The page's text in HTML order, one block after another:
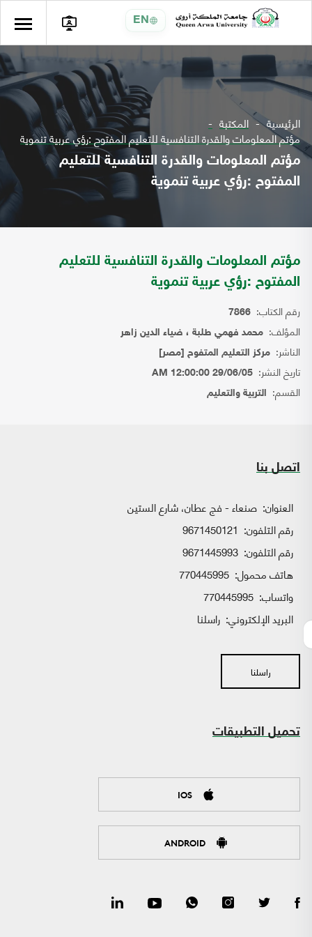
EN
الرئيسية المكتبة
مؤتم المعلومات والقدرة التنافسية للتعليم المفتوح :رؤي عربية تنموية
مؤتم المعلومات والقدرة التنافسية للتعليم
المفتوح :رؤي عربية تنموية
مؤتم المعلومات والقدرة التنافسية للتعليم
المفتوح :رؤي عربية تنموية
رقم الكتاب: 7866
المؤلف: محمد فهمي طلبة ، ضياء الدين زاهر
الناشر: مركز التعليم المتفوح [مصر]
تاريخ النشر: 29/06/05 12:00:00 AM
القسم: التربية والتعليم
اتصل بنا
العنوان: صنعاء - فج عطان، شارع الستين
رقم التلفون: 9671450121
رقم التلفون: 9671445993
هاتف محمول: 770445995
واتساب:
البريد الإلكتروني: راسلنا
راسلنا
تحميل التطبيقات
IOS
ANDROID